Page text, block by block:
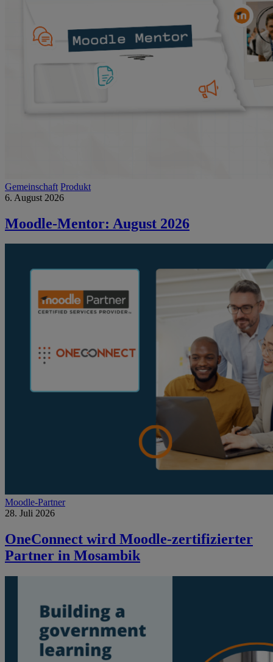
Gemeinschaft Produkt
6. August 2026
Moodle-Mentor: August 2026
Moodle-Partner
28. Juli 2026
OneConnect wird Moodle-zertifizierter
Partner in Mosambik